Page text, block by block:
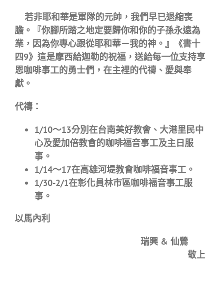
若非耶和華是軍隊的元帥，我們早已退縮喪
膽。『你腳所踏之地定要歸你和你的子孫永遠為
業，因為你專心跟從耶和華－我的神。』《書十
四9》這是摩西給迦勒的祝福，送給每一位支持享
恩咖啡事工的勇士們，在主裡的代禱、愛與奉
獻。
代禱：
1/10〜13分別在台南美好教會、大港里民中
心及愛加倍教會的咖啡福音事工及主日服
事。
1/14〜17在高雄河堤教會咖啡福音事工。
1/30-2/1在彰化員林市區咖啡福音事工服
事。
以馬內利
瑞興 & 仙鶯
敬上